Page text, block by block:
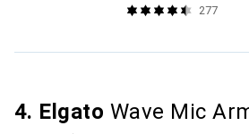
277
4. Elgato Wave Mic